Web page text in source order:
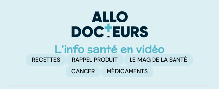
d'angine ?
RECETTES RAPPEL PRODUIT
LE MAG DE LA SANTÉ
CANCER
MÉDICAMENTS